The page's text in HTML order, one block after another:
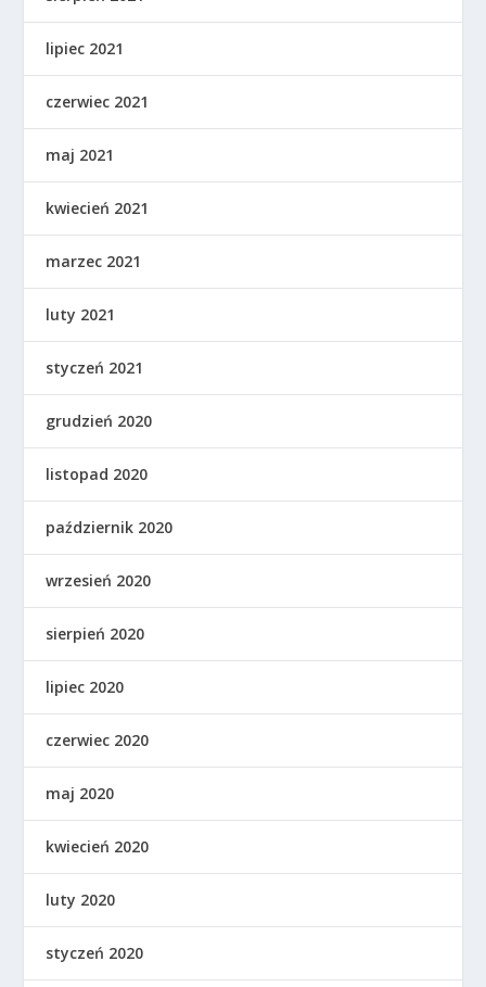
lipiec 2021
czerwiec 2021
maj 2021
kwiecień 2021
marzec 2021
luty 2021
styczeń 2021
grudzień 2020
listopad 2020
październik 2020
wrzesień 2020
sierpień 2020
lipiec 2020
czerwiec 2020
maj 2020
kwiecień 2020
luty 2020
styczeń 2020